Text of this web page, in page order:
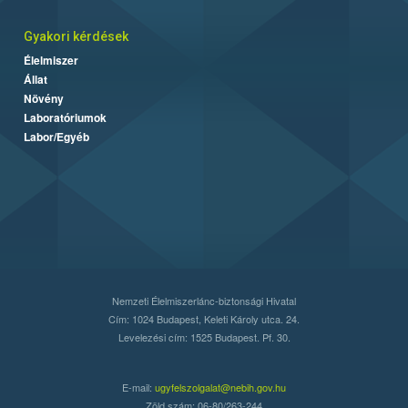
Gyakori kérdések
Élelmiszer
Állat
Növény
Laboratóriumok
Labor/Egyéb
Nemzeti Élelmiszerlánc-biztonsági Hivatal
Cím: 1024 Budapest, Keleti Károly utca. 24.
Levelezési cím: 1525 Budapest. Pf. 30.
E-mail: ugyfelszolgalat@nebih.gov.hu